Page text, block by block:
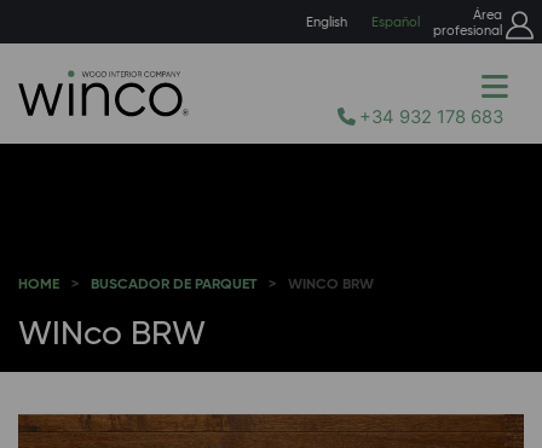
English Español
Área
profesional
+34 932 178 683
HOME BUSCADOR DE PARQUET WINCO BRW
WINco BRW